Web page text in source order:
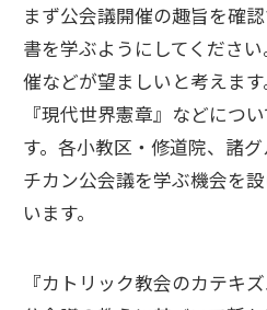
まず公会議開催の趣旨を確
書を学ぶようにしてくださ
催などが望ましいと考えます
『現代世界憲章』などにつ
す。各小教区・修道院、諸
チカン公会議を学ぶ機会を
います。
『カトリック教会のカテキ